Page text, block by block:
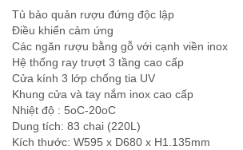
Tủ bảo quản rượu đứng độc lập
Điều khiển cảm ứng
Các ngăn rượu bằng gỗ với cạnh viền inox
Hệ thống ray trượt 3 tầng cao cấp
Cửa kính 3 lớp chống tia UV
Khung cửa và tay nắm inox cao cấp
Nhiệt độ : 5oC-20oC
Dung tích: 83 chai (220L)
Kích thước: W595 x D680 x H1.135mm